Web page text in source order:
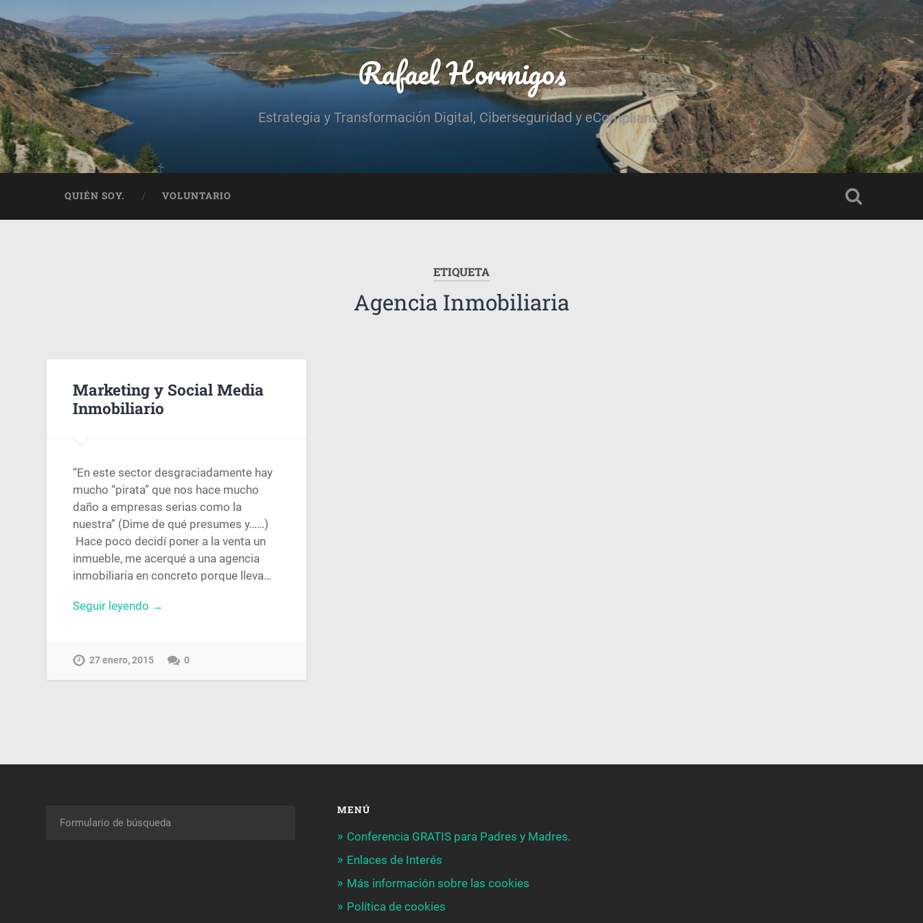
Rafael Hormigos
Estrategia y Transformación Digital, Ciberseguridad y eCompliance
QUIÉN SOY. VOLUNTARIO
ETIQUETA
Agencia Inmobiliaria
Marketing y Social Media
Inmobiliario
“En este sector desgraciadamente hay
mucho “pirata” que nos hace mucho
daño a empresas serias como la
nuestra” (Dime de qué presumes y……)
Hace poco decidí poner a la venta un
inmueble, me acerqué a una agencia
inmobiliaria en concreto porque lleva…
Seguir leyendo →
27 enero, 2015 0
MENÚ
Conferencia GRATIS para Padres y Madres.
Enlaces de Interés
Más información sobre las cookies
Política de cookies